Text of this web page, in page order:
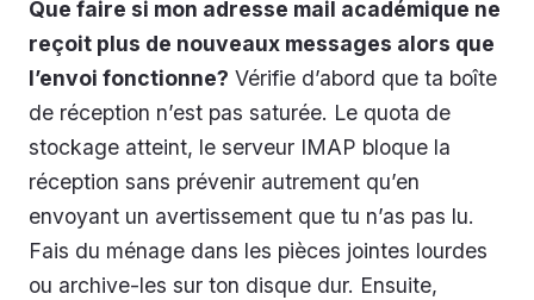
Que faire si mon adresse mail académique ne
reçoit plus de nouveaux messages alors que
l’envoi fonctionne? Vérifie d’abord que ta boîte
de réception n’est pas saturée. Le quota de
stockage atteint, le serveur IMAP bloque la
réception sans prévenir autrement qu’en
envoyant un avertissement que tu n’as pas lu.
Fais du ménage dans les pièces jointes lourdes
ou archive-les sur ton disque dur. Ensuite,